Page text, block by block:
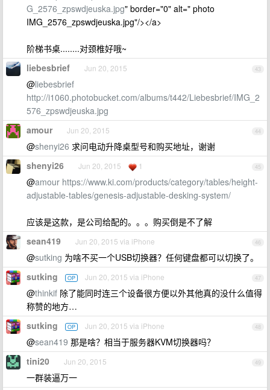
G_2576_zpswdjeuska.jpg" border="0" alt=" photo
IMG_2576_zpswdjeuska.jpg"/></a>
阶梯书桌........对颈椎好哦~
43
liebesbrief Jun 20, 2015
@liebesbrief
http://i1060.photobucket.com/albums/t442/Liebesbrief/IMG_2
576_zpswdjeuska.jpg
44
amour Jun 20, 2015
@shenyi26 求问电动升降桌型号和购买地址，谢谢
45
shenyi26 Jun 20, 2015 1
@amour https://www.ki.com/products/category/tables/height-
adjustable-tables/genesis-adjustable-desking-system/
应该是这款，是公司给配的。。。购买倒是不了解
46
sean419 Jun 20, 2015 via iPhone
@sutking 为啥不买一个USB切换器？任何键盘都可以切换了。
47
sutking OP Jun 20, 2015 via iPhone
@thinkif 除了能同时连三个设备很方便以外其他真的没什么值得
称赞的地方…
48
sutking OP Jun 20, 2015 via iPhone
@sean419 那是啥？相当于服务器KVM切换器吗？
49
tini20 Jun 20, 2015
一群装逼万一